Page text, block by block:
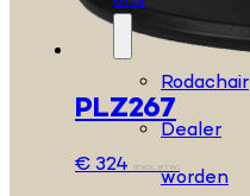
Rodachair
Dealer
worden
PLZ267
€324 (EXCL. BTW)